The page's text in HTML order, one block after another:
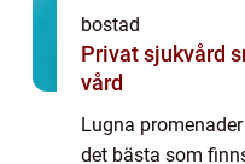
bostad
Privat sjukvård snabbare vägar till rätt
vård
Lugna
det bästa som